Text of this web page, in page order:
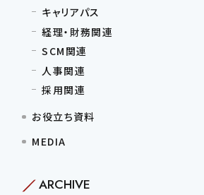
キャリアパス
経理・財務関連
SCM関連
人事関連
採用関連
お役立ち資料
MEDIA
ARCHIVE